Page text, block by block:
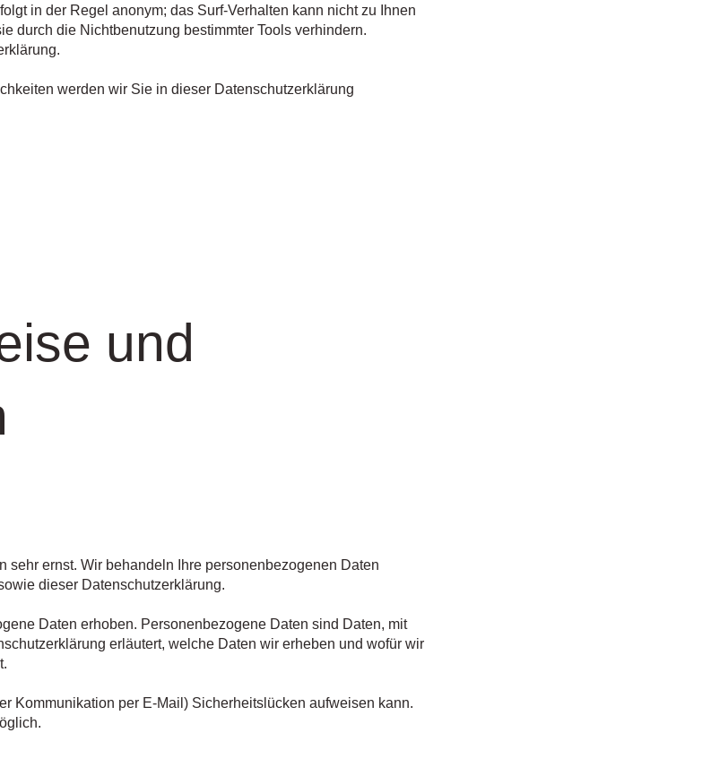
in der Regel anonym; das Surf-Verhalten kann nicht zu Ihnen
durch die Nichtbenutzung bestimmter Tools verhindern.
werden wir Sie in dieser Datenschutzerklärung
und
ernst. Wir behandeln Ihre personenbezogenen Daten
dieser Datenschutzerklärung.
Daten erhoben. Personenbezogene Daten sind Daten, mit
erläutert, welche Daten wir erheben und wofür wir
Kommunikation per E-Mail) Sicherheitslücken aufweisen kann.